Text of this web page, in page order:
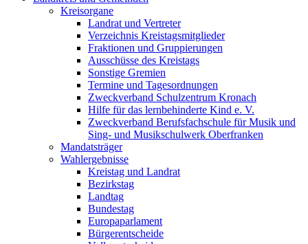
Kreisorgane
Landrat und Vertreter
Verzeichnis Kreistagsmitglieder
Fraktionen und Gruppierungen
Ausschüsse des Kreistags
Sonstige Gremien
Termine und Tagesordnungen
Zweckverband Schulzentrum Kronach
Hilfe für das lernbehinderte Kind e. V.
Zweckverband Berufsfachschule für Musik und
Sing- und Musikschulwerk Oberfranken
Mandatsträger
Wahlergebnisse
Kreistag und Landrat
Bezirkstag
Landtag
Bundestag
Europaparlament
Bürgerentscheide